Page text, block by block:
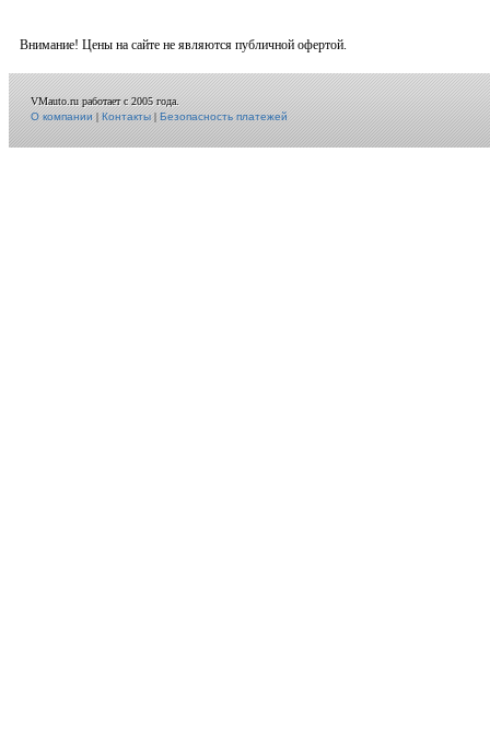
Внимание! Цены на сайте не являются публичной офертой.
VMauto.ru работает с 2005 года.
О компании|Контакты|Безопасность платежей